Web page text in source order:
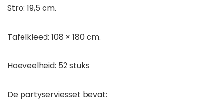
Stro: 19,5 cm.
Tafelkleed: 108 × 180 cm.
Hoeveelheid: 52 stuks
De partyserviesset bevat: